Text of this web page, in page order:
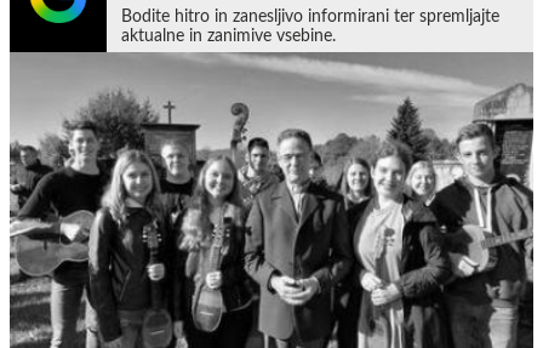
Bodite hitro in zanesljivo informirani ter spremljajte
aktualne in zanimive vsebine.